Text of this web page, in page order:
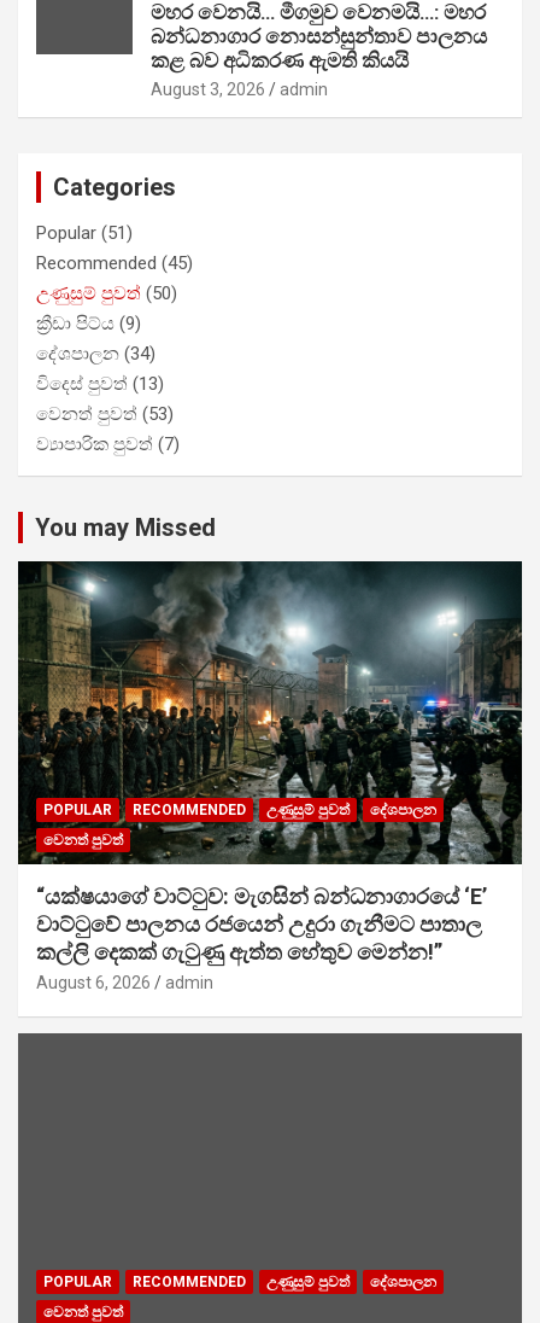
මහර වෙනයි… මීගමුව වෙනමයි…: මහර
බන්ධනාගාර නොසන්සුන්තාව පාලනය
කළ බව අධිකරණ ඇමති කියයි
August 3, 2026 admin
Categories
Popular (51)
Recommended (45)
උණුසුම් පුවත් (50)
ක්‍රීඩා පිට්ය (9)
දේශපාලන (34)
විදෙස් පුවත් (13)
වෙනත් පුවත් (53)
ව්‍යාපාරික පුවත් (7)
You may Missed
POPULAR RECOMMENDED උණුසුම් පුවත්
දේශපාලන
වෙනත් පුවත්
“යක්ෂයාගේ වාට්ටුව: මැගසින් බන්ධනාගාරයේ ‘E’
වාට්ටුවේ පාලනය රජයෙන් උදුරා ගැනීමට පාතාල
කල්ලි දෙකක් ගැටුණු ඇත්ත හේතුව මෙන්න!”
August 6, 2026 admin
POPULAR RECOMMENDED උණුසුම් පුවත්
දේශපාලන
වෙනත් පුවත්